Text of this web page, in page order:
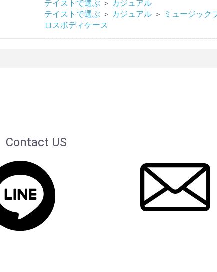
テイストで選ぶ ＞ カジュアル
テイストで選ぶ ＞ カジュアル ＞
ミュージック
ロスボディケース
Contact US